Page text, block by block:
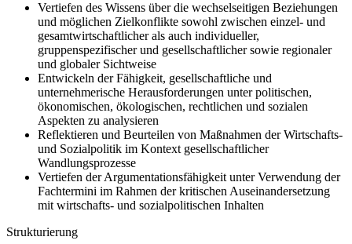
Vertiefen des Wissens über die wechselseitigen Beziehungen
und möglichen Zielkonflikte sowohl zwischen einzel- und
gesamtwirtschaftlicher als auch individueller,
gruppenspezifischer und gesellschaftlicher sowie regionaler
und globaler Sichtweise
Entwickeln der Fähigkeit, gesellschaftliche und
unternehmerische Herausforderungen unter politischen,
ökonomischen, ökologischen, rechtlichen und sozialen
Aspekten zu analysieren
Reflektieren und Beurteilen von Maßnahmen der Wirtschafts-
und Sozialpolitik im Kontext gesellschaftlicher
Wandlungsprozesse
Vertiefen der Argumentationsfähigkeit unter Verwendung der
Fachtermini im Rahmen der kritischen Auseinandersetzung
mit wirtschafts- und sozialpolitischen Inhalten
Strukturierung